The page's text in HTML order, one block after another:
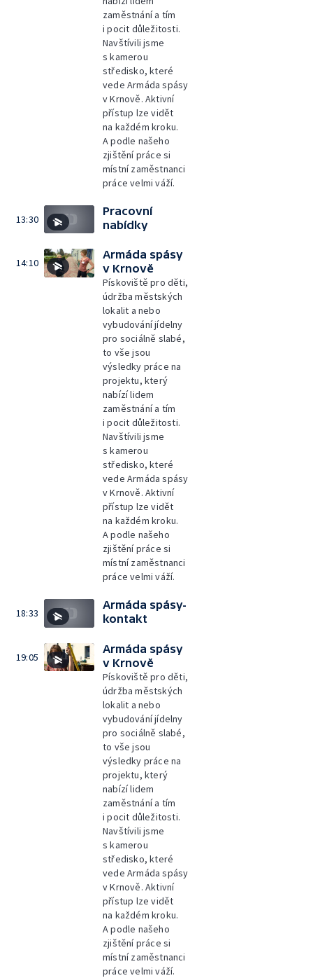
zaměstnání a tím
i pocit důležitosti.
Navštívili jsme
s kamerou
středisko, které
vede Armáda spásy
v Krnově. Aktivní
přístup lze vidět
na každém kroku.
A podle našeho
zjištění práce si
místní zaměstnanci
práce velmi váží.
13:30
Pracovní
nabídky
14:10
Armáda spásy
v Krnově
Pískoviště pro děti,
údržba městských
lokalit a nebo
vybudování jídelny
pro sociálně slabé,
to vše jsou
výsledky práce na
projektu, který
nabízí lidem
zaměstnání a tím
i pocit důležitosti.
Navštívili jsme
s kamerou
středisko, které
vede Armáda spásy
v Krnově. Aktivní
přístup lze vidět
na každém kroku.
A podle našeho
zjištění práce si
místní zaměstnanci
práce velmi váží.
18:33
Armáda spásy-
kontakt
19:05
Armáda spásy
v Krnově
Pískoviště pro děti,
údržba městských
lokalit a nebo
vybudování jídelny
pro sociálně slabé,
to vše jsou
výsledky práce na
projektu, který
nabízí lidem
zaměstnání a tím
i pocit důležitosti.
Navštívili jsme
s kamerou
středisko, které
vede Armáda spásy
v Krnově. Aktivní
přístup lze vidět
na každém kroku.
A podle našeho
zjištění práce si
místní zaměstnanci
práce velmi váží.